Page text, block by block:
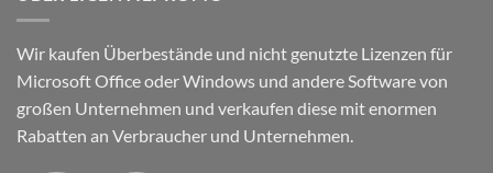
Wir kaufen Überbestände und nicht genutzte Lizenzen für
Microsoft Office oder Windows und andere Software von
großen Unternehmen und verkaufen diese mit enormen
Rabatten an Verbraucher und Unternehmen.